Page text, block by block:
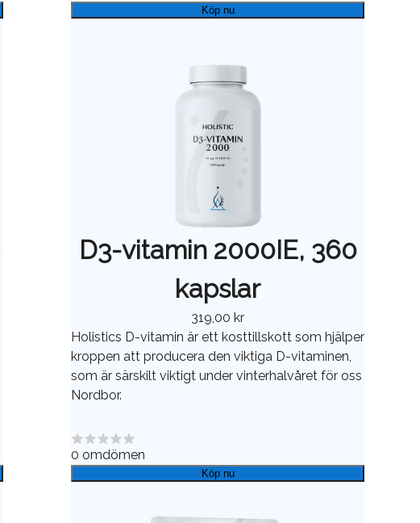
Köp nu
D3-vitamin 2000IE, 360
kapslar
319,00 kr
Holistics D-vitamin är ett kosttillskott som hjälper
kroppen att producera den viktiga D-vitaminen,
som är särskilt viktigt under vinterhalvåret för oss
Nordbor.
0 omdömen
Köp nu